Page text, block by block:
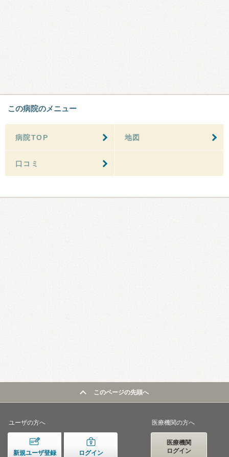
この病院のメニュー
病院TOP 地図
口コミ
このページの先頭へ
ユーザの方へ
新規ユーザ登録 ログイン
医療機関の方へ
医療機関
ログイン